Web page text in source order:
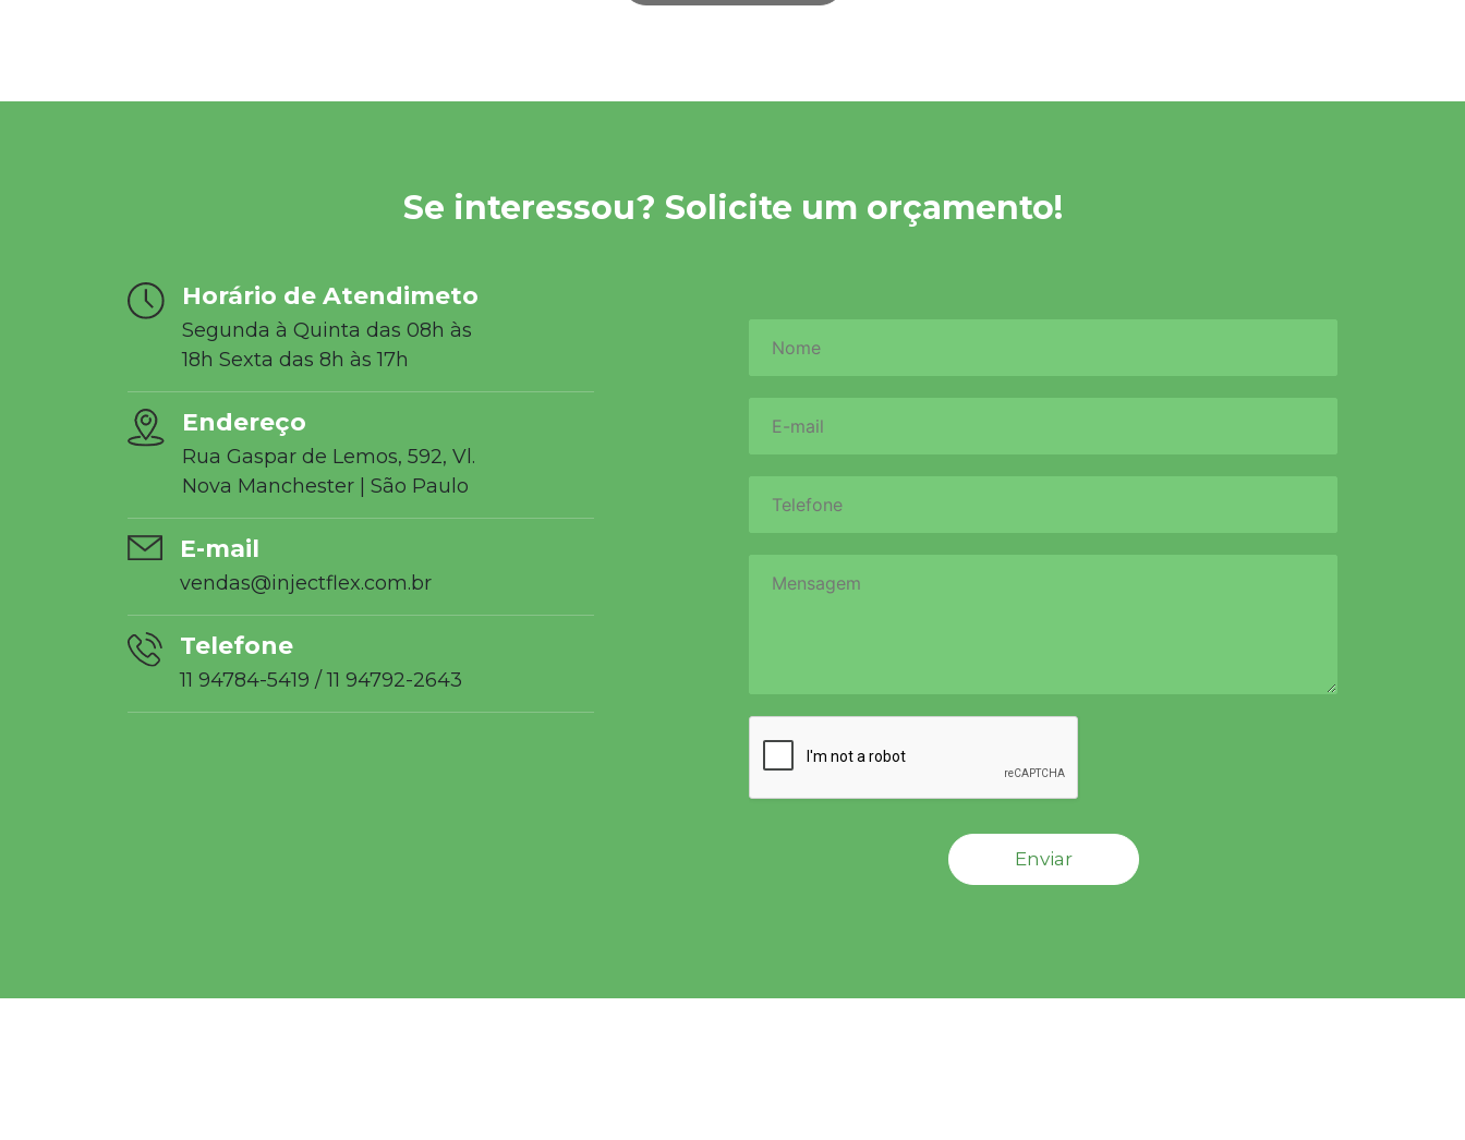
Se interessou? Solicite um orçamento!
Horário de Atendimeto
Segunda à Quinta das 08h às
18h Sexta das 8h às 17h
Endereço
Rua Gaspar de Lemos, 592, Vl.
Nova Manchester | São Paulo
E-mail
vendas@injectflex.com.br
Telefone
11 94784-5419 /11 94792-2643
Enviar